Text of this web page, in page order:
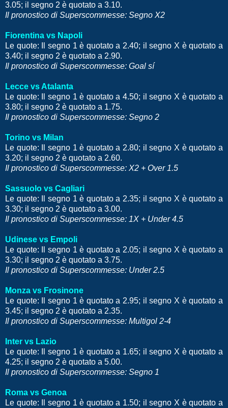
3.05; il segno 2 è quotato a 3.10.
Il pronostico di Superscommesse: Segno X2
Fiorentina vs Napoli
Le quote: Il segno 1 è quotato a 2.40; il segno X è quotato a
3.40; il segno 2 è quotato a 2.90.
Il pronostico di Superscommesse: Goal sí
Lecce vs Atalanta
Le quote: Il segno 1 è quotato a 4.50; il segno X è quotato a
3.80; il segno 2 è quotato a 1.75.
Il pronostico di Superscommesse: Segno 2
Torino vs Milan
Le quote: Il segno 1 è quotato a 2.80; il segno X è quotato a
3.20; il segno 2 è quotato a 2.60.
Il pronostico di Superscommesse: X2 + Over 1.5
Sassuolo vs Cagliari
Le quote: Il segno 1 è quotato a 2.35; il segno X è quotato a
3.30; il segno 2 è quotato a 3.00.
Il pronostico di Superscommesse: 1X + Under 4.5
Udinese vs Empoli
Le quote: Il segno 1 è quotato a 2.05; il segno X è quotato a
3.30; il segno 2 è quotato a 3.75.
Il pronostico di Superscommesse: Under 2.5
Monza vs Frosinone
Le quote: Il segno 1 è quotato a 2.95; il segno X è quotato a
3.45; il segno 2 è quotato a 2.35.
Il pronostico di Superscommesse: Multigol 2-4
Inter vs Lazio
Le quote: Il segno 1 è quotato a 1.65; il segno X è quotato a
4.25; il segno 2 è quotato a 5.00.
Il pronostico di Superscommesse: Segno 1
Roma vs Genoa
Le quote: Il segno 1 è quotato a 1.50; il segno X è quotato a